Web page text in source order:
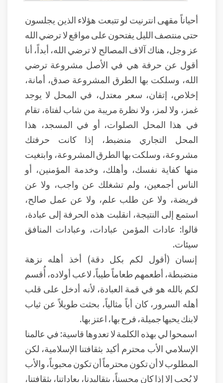
أحياناً مقهى انترنيت لو تتبعت هؤلاء الذين يجلسون
حتى منتصف الليل يفتحون على مواقع لا ترضي الله
عز وجل، هناك آلاف المصالح لا ترضي الله، أبداً، أنا
أقول عن حرفة هي في الأصل مشروعة ترضي
الله، وسلكت بها الطرق المشروعة صدق، أمانة،
إخلاص، إتقان، سعر معتدل، في المحل لا يوجد
غمز، ولا لمز، ولا نظرة مريبة من شاب لفتاة، تقام
في هذا المحل الصلوات، أو في المسجد، هذا
المحل التجاري منضبط، إذا كانت حرفتك
مشروعة، وسلكت بها الطرق المشروعة، وابتغيت
منها كفاية نفسك، وأهلك، وخدمة المؤمنين، أو
الناس أجمعين، ولم تشغلك عن واجب، ولا عن
فريضة، ولا عن طلب علم، ولا عن عمل صالح،
استمع إلى النتيجة، انقلبت هذه الحرفة إلى عبادة،
قالوا: عادات المؤمن عبادات، وعبادات المنافق
سيئات.
إنسان (أقول لكم بكل دقة) أخذ أهله نزهة
منضبطة، أطعمهم طعاماً طيباً، لاعب أولاده، أُقسم
لكم بالله هو في قمة العبادة، لأنه أدخل على قلب
أهله السرور، كان أباً مثالياً، بحثت طويلاً عن ثياب
لابنك يحبها جميلة، فرح بها، اعتز بها.
اسمحوا لي بهذه الكلمة لا تعدوها قاسية: في عالمنا
الإسلامي الأب محترم أكيد بثقافتنا الإسلامية، لكن
المطلوب لا أن تكون محترماً أن تكون محبوباً، والأب
لا يُحب إلا إذا كان محسناً، بتقاليدنا، بعاداتنا، بثقافتنا،